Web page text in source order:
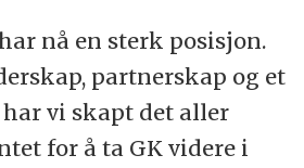
nå en sterk posisjon.
partnerskap og et
vi skapt det aller
for å ta GK videre i